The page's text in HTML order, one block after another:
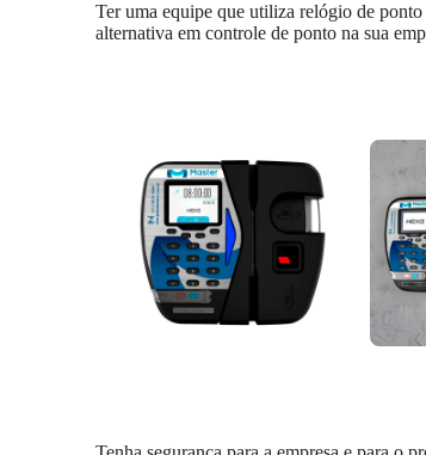
Ter uma equipe que utiliza relógio de
alternativa em controle de ponto na sua